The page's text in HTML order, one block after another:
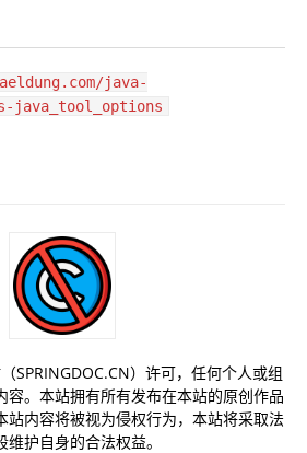
java-
java_tool_options
SPRINGDOC.CN）许可，任何个人或组
容。本站拥有所有发布在本站的原创作品
站内容将被视为侵权行为，本站将采取法
维护自身的合法权益。